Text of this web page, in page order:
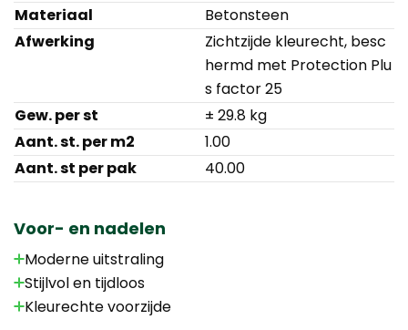
Materiaal
Betonsteen
Afwerking
Zichtzijde kleurecht, besc
hermd met Protection Plu
s factor 25
Gew. per st
± 29.8 kg
Aant. st. per m2
1.00
Aant. st per pak
40.00
Voor- en nadelen
Moderne uitstraling
Stijlvol en tijdloos
Kleurechte voorzijde